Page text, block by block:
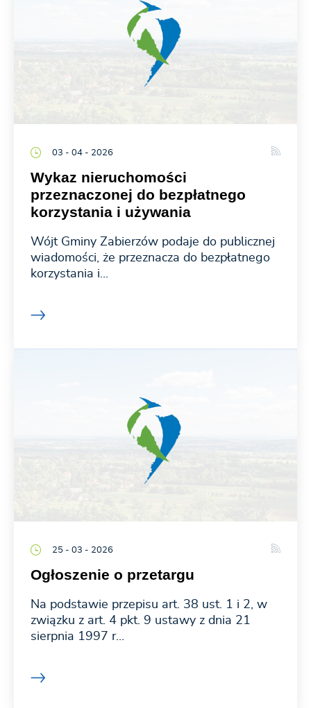
03 - 04 - 2026
Wykaz nieruchomości
przeznaczonej do bezpłatnego
korzystania i używania
Wójt Gminy Zabierzów podaje do publicznej
wiadomości, że przeznacza do bezpłatnego
korzystania i...
25 - 03 - 2026
Ogłoszenie o przetargu
Na podstawie przepisu art. 38 ust. 1 i 2, w
związku z art. 4 pkt. 9 ustawy z dnia 21
sierpnia 1997 r...